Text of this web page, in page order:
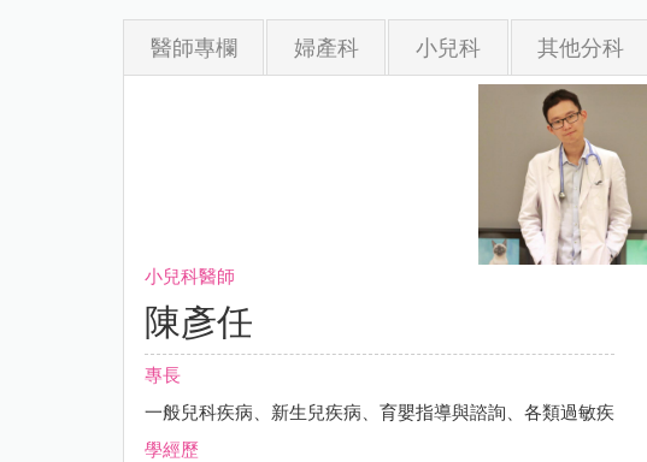
醫師專欄 婦產科 小兒科 其他分科
小兒科醫師
陳彥任
專長
一般兒科疾病、新生兒疾病、育嬰指導與諮詢、各類過敏疾
學經歷